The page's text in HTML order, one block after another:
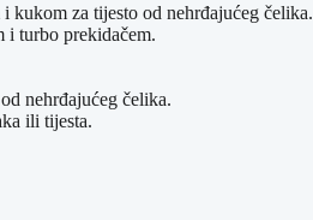
kukom za tijesto od nehrđajućeg čelika.
i turbo prekidačem.
nehrđajućeg čelika.
ili tijesta.